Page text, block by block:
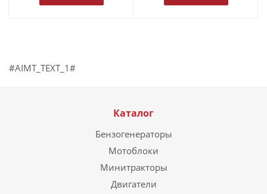
#AIMT_TEXT_1#
Каталог
Бензогенераторы
Мотоблоки
Минитракторы
Двигатели